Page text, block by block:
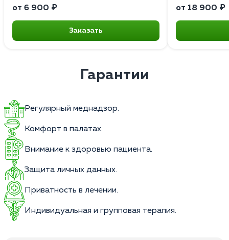
от 6 900 ₽
Заказать
от 18 900 ₽
Гарантии
Регулярный меднадзор.
Комфорт в палатах.
Внимание к здоровью пациента.
Защита личных данных.
Приватность в лечении.
Индивидуальная и групповая терапия.